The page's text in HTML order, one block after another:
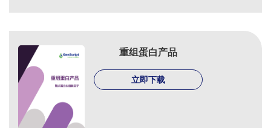
重组蛋白产品
立即下载